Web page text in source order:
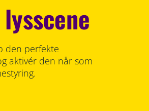
den perfekte
aktivér den når som